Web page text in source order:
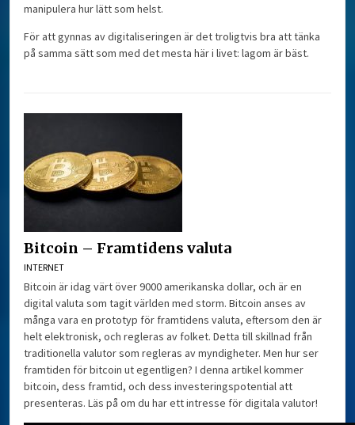
manipulera hur lätt som helst.
För att gynnas av digitaliseringen är det troligtvis bra att tänka
på samma sätt som med det mesta här i livet: lagom är bäst.
Bitcoin – Framtidens valuta
INTERNET
Bitcoin är idag värt över 9000 amerikanska dollar, och är en
digital valuta som tagit världen med storm. Bitcoin anses av
många vara en prototyp för framtidens valuta, eftersom den är
helt elektronisk, och regleras av folket. Detta till skillnad från
traditionella valutor som regleras av myndigheter. Men hur ser
framtiden för bitcoin ut egentligen? I denna artikel kommer
bitcoin, dess framtid, och dess investeringspotential att
presenteras. Läs på om du har ett intresse för digitala valutor!